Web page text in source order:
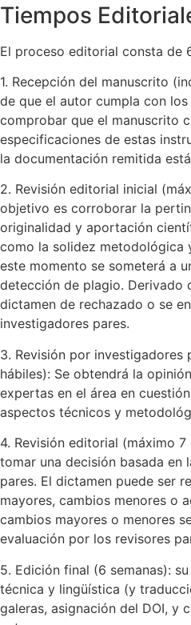
Tiempos
El proceso editorial consta de
1. Recepción del manuscrito
de que el autor cumpla con
comprobar que el manuscrito
especificaciones de estas
la documentación remitida
2. Revisión editorial inicial
objetivo es corroborar la
originalidad y aportación
como la solidez metodológica
este momento se someterá a
detección de plagio. Derivado
dictamen de rechazado o se
investigadores pares.
3. Revisión por investigadores
hábiles): Se obtendrá la
expertas en el área en
aspectos técnicos y
4. Revisión editorial (máximo
tomar una decisión basada en
pares. El dictamen puede ser
mayores, cambios menores o
cambios mayores o menores
evaluación por los revisores
5. Edición final (6 semanas):
técnica y lingüística (y
galeras, asignación del DOI, y